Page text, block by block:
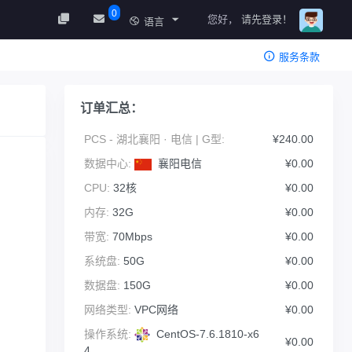
0
语言 您好， 请先登录！
服务条款
订单汇总：
PCS - 湖北襄阳 · 电信 | G型:
¥240.00
数据中心:
襄阳电信
¥0.00
CPU: 32核
¥0.00
内存: 32G
¥0.00
带宽: 70Mbps
¥0.00
系统盘: 50G
¥0.00
数据盘: 150G
¥0.00
网络类型: VPC网络
¥0.00
操作系统:
CentOS-7.6.1810-x6
¥0.00